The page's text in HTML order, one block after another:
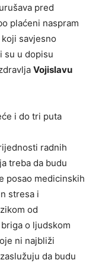
pred
plaćeni naspram
savjesno
su u dopisu
Vojislavu
i do tri puta
radnih
treba da budu
posao medicinskih
stresa i
od
o ljudskom
ni najbliži
da budu